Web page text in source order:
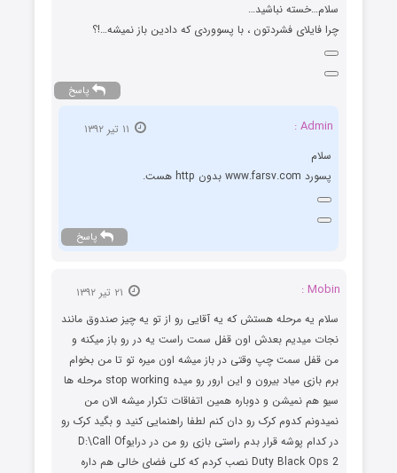
سلام…خسته نباشید…
چرا فایلای فشردتون ، با پسووردی که دادین باز نمیشه…!؟
پاسخ
Admin :
سلام
پسورد www.farsv.com بدون http هست.
پاسخ
Mobin :
سلام یه مرحله هستش که یه آقایی رو از تو یه چیز صندوق مانند
نجات میدیم بعدش اون قفل سمت راست یه در رو باز میکنه و
من قفل سمت چپ وقتی در باز میشه اون میره تو تا من بخوام
برم بازی میاد بیرون و این ارور رو میده stop working مرحله ها
سیو هم نمیشن و دوباره همین اتفاقات تکرار میشه الان من
نمیدونم کدوم کرک رو دان کنم لطفا راهنمایی کنید و بگید کرک رو
در کدام پوشه قرار بدم راستی بازی رو من در درایوD:\Call Of
Duty Black Ops 2 نصب کردم که کلی فضای خالی هم داره